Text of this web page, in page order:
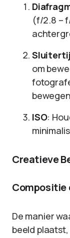
(f/2.8 –
om
ISO:
Creatieve
Compositie
De manier
beeld